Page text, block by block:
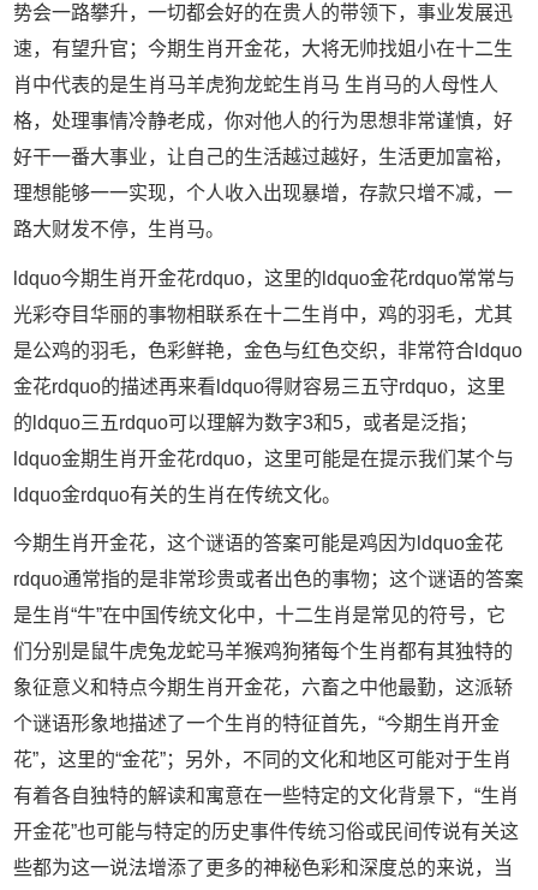
势会一路攀升，一切都会好的在贵人的带领下，事业发展迅
速，有望升官；今期生肖开金花，大将无帅找姐小在十二生
肖中代表的是生肖马羊虎狗龙蛇生肖马 生肖马的人母性人
格，处理事情冷静老成，你对他人的行为思想非常谨慎，好
好干一番大事业，让自己的生活越过越好，生活更加富裕，
理想能够一一实现，个人收入出现暴增，存款只增不减，一
路大财发不停，生肖马。
ldquo今期生肖开金花rdquo，这里的ldquo金花rdquo常常与
光彩夺目华丽的事物相联系在十二生肖中，鸡的羽毛，尤其
是公鸡的羽毛，色彩鲜艳，金色与红色交织，非常符合ldquo
金花rdquo的描述再来看ldquo得财容易三五守rdquo，这里
的ldquo三五rdquo可以理解为数字3和5，或者是泛指；
ldquo金期生肖开金花rdquo，这里可能是在提示我们某个与
ldquo金rdquo有关的生肖在传统文化。
今期生肖开金花，这个谜语的答案可能是鸡因为ldquo金花
rdquo通常指的是非常珍贵或者出色的事物；这个谜语的答案
是生肖“牛”在中国传统文化中，十二生肖是常见的符号，它
们分别是鼠牛虎兔龙蛇马羊猴鸡狗猪每个生肖都有其独特的
象征意义和特点今期生肖开金花，六畜之中他最勤，这派轿
个谜语形象地描述了一个生肖的特征首先，“今期生肖开金
花”，这里的“金花”；另外，不同的文化和地区可能对于生肖
有着各自独特的解读和寓意在一些特定的文化背景下，“生肖
开金花”也可能与特定的历史事件传统习俗或民间传说有关这
些都为这一说法增添了更多的神秘色彩和深度总的来说，当